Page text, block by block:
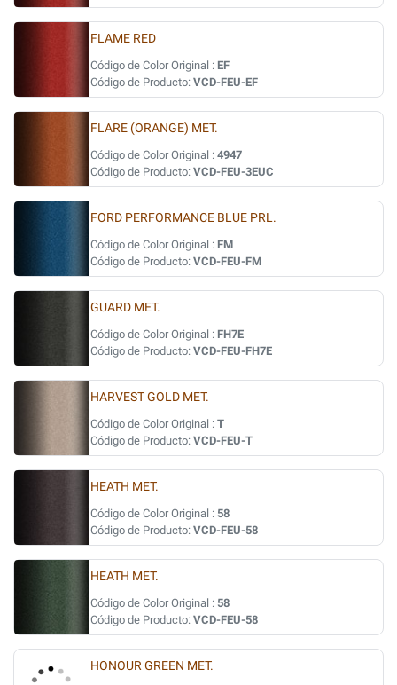
FLAME RED
Código de Color Original : EF
Código de Producto: VCD-FEU-EF
FLARE (ORANGE) MET.
Código de Color Original : 4947
Código de Producto: VCD-FEU-3EUC
FORD PERFORMANCE BLUE PRL.
Código de Color Original : FM
Código de Producto: VCD-FEU-FM
GUARD MET.
Código de Color Original : FH7E
Código de Producto: VCD-FEU-FH7E
HARVEST GOLD MET.
Código de Color Original : T
Código de Producto: VCD-FEU-T
HEATH MET.
Código de Color Original : 58
Código de Producto: VCD-FEU-58
HEATH MET.
Código de Color Original : 58
Código de Producto: VCD-FEU-58
HONOUR GREEN MET.